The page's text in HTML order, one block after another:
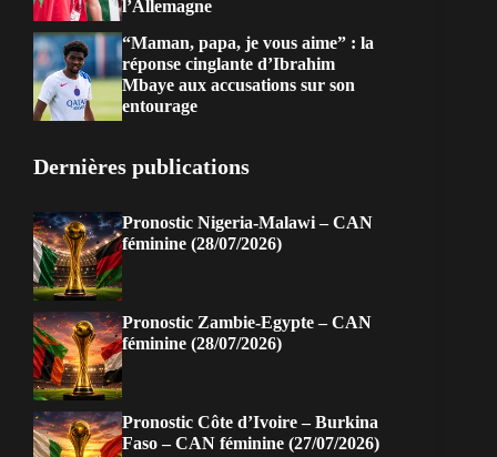
l’Allemagne
“Maman, papa, je vous aime” : la
réponse cinglante d’Ibrahim
Mbaye aux accusations sur son
entourage
Dernières publications
Pronostic Nigeria-Malawi – CAN
féminine (28/07/2026)
Pronostic Zambie-Egypte – CAN
féminine (28/07/2026)
Pronostic Côte d’Ivoire – Burkina
Faso – CAN féminine (27/07/2026)